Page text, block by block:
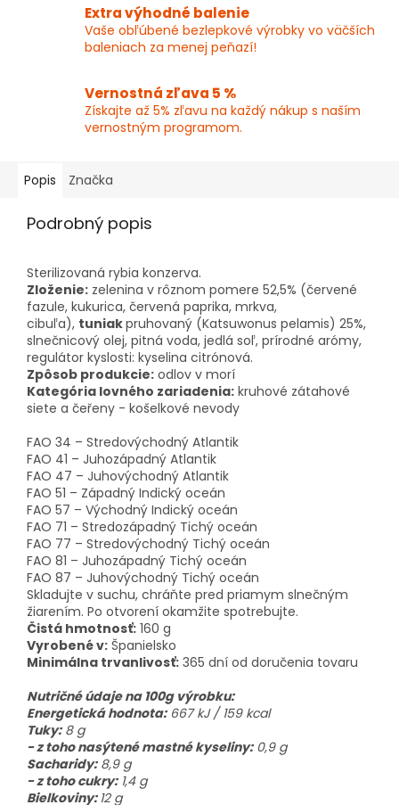
Extra výhodné balenie
Vaše obľúbené bezlepkové výrobky vo väčších
baleniach za menej peňazí!
Vernostná zľava 5 %
Získajte až 5% zľavu na každý nákup s naším
vernostným programom.
Popis Značka
Podrobný popis
Sterilizovaná rybia konzerva.
Zloženie: zelenina v rôznom pomere 52,5% (červené
fazule, kukurica, červená paprika, mrkva,
cibuľa), tuniakpruhovaný (Katsuwonus pelamis) 25%,
slnečnicový olej, pitná voda, jedlá soľ, prírodné arómy,
regulátor kyslosti: kyselina citrónová.
Zpôsob produkcie: odlov v morí
Kategória lovného zariadenia: kruhové zátahové
siete a čeřeny - košelkové nevody
FAO 34 – Stredovýchodný Atlantik
FAO 41 – Juhozápadný Atlantik
FAO 47 – Juhovýchodný Atlantik
FAO 51 – Západný Indický oceán
FAO 57 – Východný Indický oceán
FAO 71 – Stredozápadný Tichý oceán
FAO 77 – Stredovýchodný Tichý oceán
FAO 81 – Juhozápadný Tichý oceán
FAO 87 – Juhovýchodný Tichý oceán
Skladujte v suchu, chráňte pred priamym slnečným
žiarením. Po otvorení okamžite spotrebujte.
Čistá hmotnosť: 160 g
Vyrobené v: Španielsko
Minimálna trvanlivosť: 365 dní od doručenia tovaru
Nutričné údaje na 100g výrobku:
Energetická hodnota: 667 kJ / 159 kcal
Tuky: 8 g
- z toho nasýtené mastné kyseliny: 0,9 g
Sacharidy: 8,9 g
- z toho cukry: 1,4 g
Bielkoviny: 12 g